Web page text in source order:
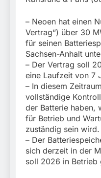
/
– Neoen hat einen
Vertrag“) über 30
für seinen
Sachsen-Anhalt
– Der Vertrag soll
eine Laufzeit von 7
– In diesem
vollständige
der Batterie haben,
für Betrieb und
zuständig sein wird.
– Der
sich derzeit in der
soll 2026 in Betrieb